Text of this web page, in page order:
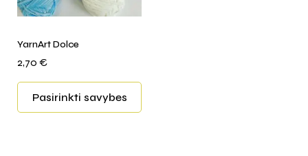
YarnArt Dolce
2,70 €
Pasirinkti savybes